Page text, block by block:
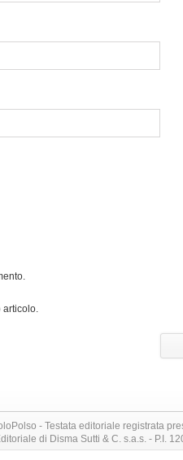
- Testata editoriale registrata
di Disma Sutti & C. s.a.s. - P.I.